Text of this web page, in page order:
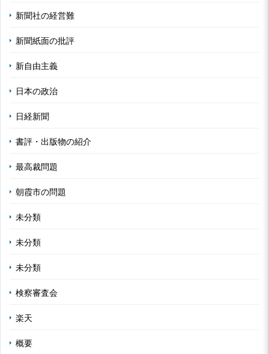
新聞社の経営難
新聞紙面の批評
新自由主義
日本の政治
日経新聞
書評・出版物の紹介
最高裁問題
朝霞市の問題
未分類
未分類
未分類
検察審査会
楽天
概要